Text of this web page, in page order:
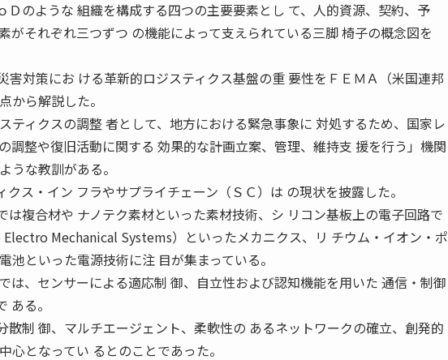
のような 組織を構成する四つの主要要素とし て、人的資源、契約、予
がそれぞれ三つずつ の機能によって支えられている三脚 椅子の概念図を
対策にお ける革新的ロジスティクス基盤の重 要性をＦＥＭＡ（米国連邦
から解説した。
ティクスの調整 者として、地方における緊急事象に 対処するため、国家レ
調整や復旧活動に関する 効果的な計画立案、管理、維持支 援を行う」機関
うな教訓がある。
ス・イン フラやサプライチェーン（ＳＣ）は の現状を披露した。
複合材や ナノテク素材といった素材技術、シ リコン基板上の電子回路で
Mechanical Systems）といったメカニクス、リ チウム・イオン・ポ
池といった電源技術に注 目が集まっている。
は、センサーによる適応制 御、自立性および認知機能を用いた 通信・制御
ある。
散制 御、マルチエージェント、柔軟性の あるネットワークの確立、創発的
心となってい るとのことであった。